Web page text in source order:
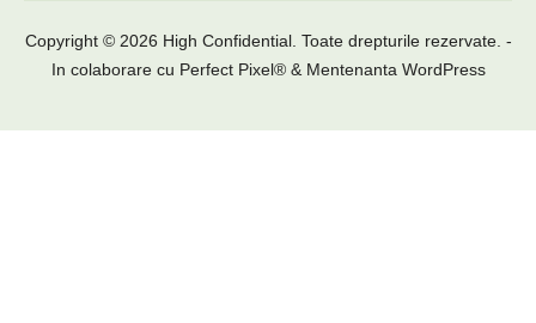
Copyright © 2026 High Confidential. Toate drepturile rezervate. -
In colaborare cu Perfect Pixel®& Mentenanta WordPress